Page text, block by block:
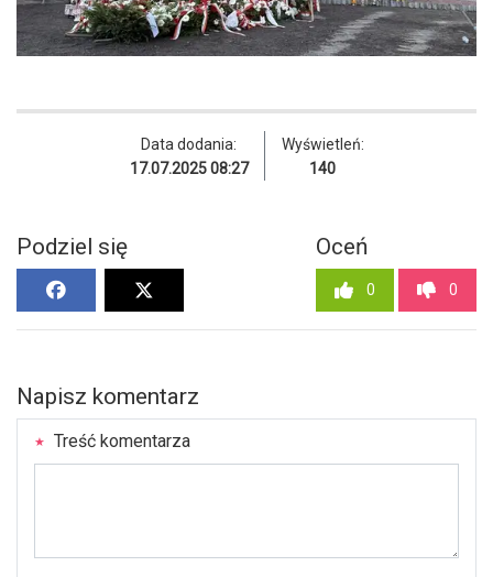
Data dodania:
17.07.2025 08:27
Wyświetleń:
140
Podziel się Oceń
0 0
Napisz komentarz
Treść komentarza